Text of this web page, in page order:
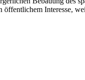
Interesse,